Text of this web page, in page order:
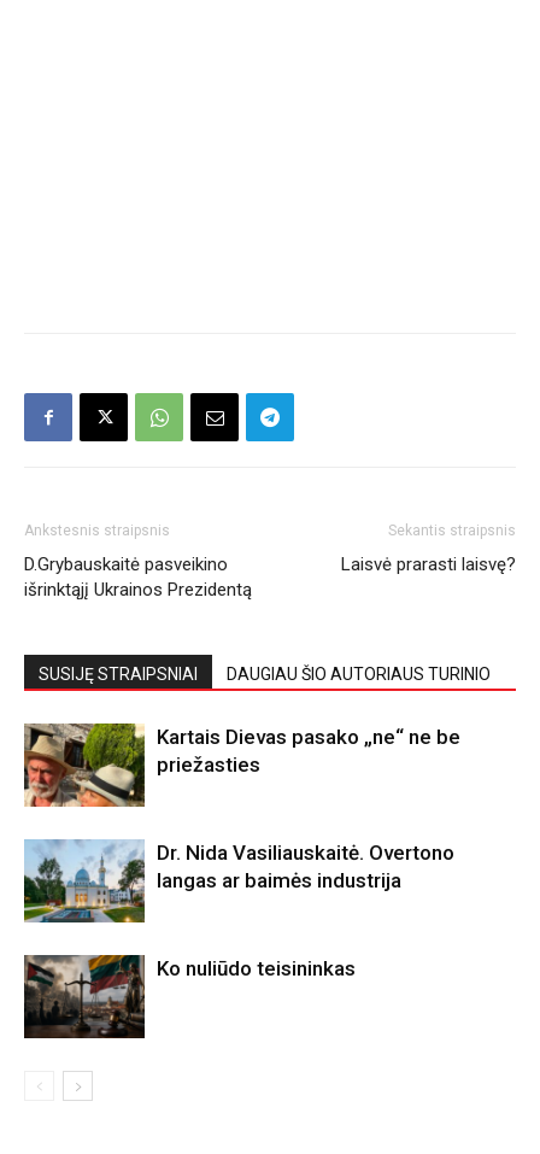
Ankstesnis straipsnis
D.Grybauskaitė pasveikino
išrinktąjį Ukrainos Prezidentą
Sekantis straipsnis
Laisvė prarasti laisvę?
SUSIJĘ STRAIPSNIAI DAUGIAU ŠIO AUTORIAUS TURINIO
Kartais Dievas pasako „ne“ ne be
priežasties
Dr. Nida Vasiliauskaitė. Overtono
langas ar baimės industrija
Ko nuliūdo teisininkas